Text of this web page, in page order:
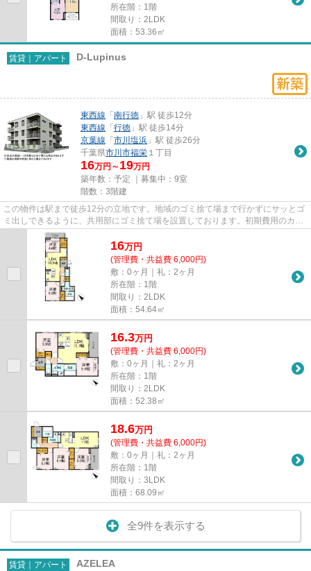
所在階：1階
間取り：2LDK
面積：53.36㎡
賃貸｜アパート D-Lupinus
東西線 「 南行徳 」駅 徒歩12分
東西線 「 行徳 」駅 徒歩14分
京葉線 「 市川塩浜 」駅 徒歩26分
千葉県市川市福栄 １丁目
16万円～ 19万円
築年数：予定 ｜募集中： 9室
階数：3階建
この物件は駅まで徒歩12分の立地です。地域のゴミ捨て場まで行かずにサッとゴ
ミ出しできるように、共用部にゴミ捨て場を設置しております。初期費用のカー
ド決済ができます。利用可能...
16万円
(管理費・共益費 6,000円)
敷：0ヶ月｜礼：2ヶ月
所在階：1階
間取り：2LDK
面積：54.64㎡
16.3万円
(管理費・共益費 6,000円)
敷：0ヶ月｜礼：2ヶ月
所在階：1階
間取り：2LDK
面積：52.38㎡
18.6万円
(管理費・共益費 6,000円)
敷：0ヶ月｜礼：2ヶ月
所在階：1階
間取り：3LDK
面積：68.09㎡
全9件を表示する
賃貸｜アパート AZELEA